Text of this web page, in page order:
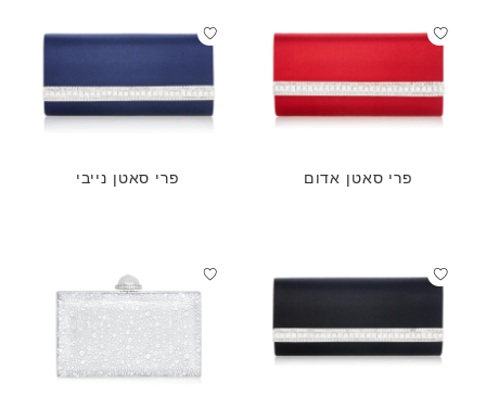
פרי סאטן אדום פרי סאטן נייבי